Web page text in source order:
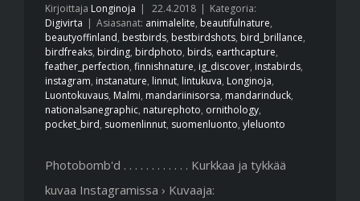
Kirjoittaja Longinoja | 22.4.2018 | Kategoria:
Digivirta | Asiasanat: animalelite, beautifulnature,
beautyoffinland, bestbirds, bestbirdshots, bird_brillance,
birdfreaks, birding, birdphoto, birds, earthcapture,
feather_perfection, finnishnature, ig_discover, instabirds,
instagram, instanature, linnut, lintukuva, Longinoja,
Luontokuvaus, Malmi, mandariinisorsa, mandarinduck,
nationalsanegraphic, naturephoto, ornithology,
pocket_bird, suomenlinnut, suomenluonto, yleluonto
Photobomb'd . . . . . . . . . . . . Kurkkaa ja tykkää
kuvaa Instagramissa › Kuvaaja: